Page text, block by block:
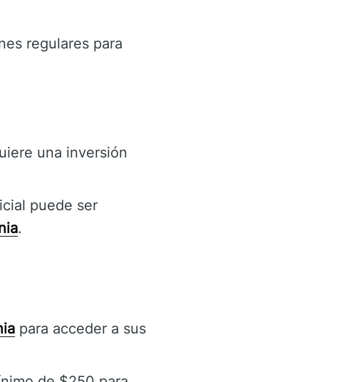
regulares para
una inversión
puede ser
.
para acceder a sus